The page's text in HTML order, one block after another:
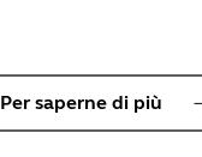
Per saperne di più